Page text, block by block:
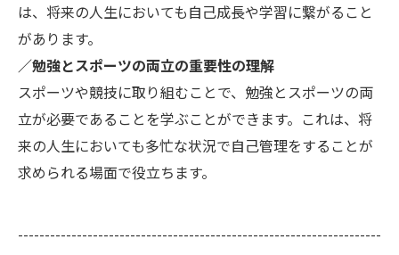
は、将来の人生においても自己成長や学習に繋がること
があります。
／勉強とスポーツの両立の重要性の理解
スポーツや競技に取り組むことで、勉強とスポーツの両
立が必要であることを学ぶことができます。これは、将
来の人生においても多忙な状況で自己管理をすることが
求められる場面で役立ちます。
--------------------------------------------------------------------